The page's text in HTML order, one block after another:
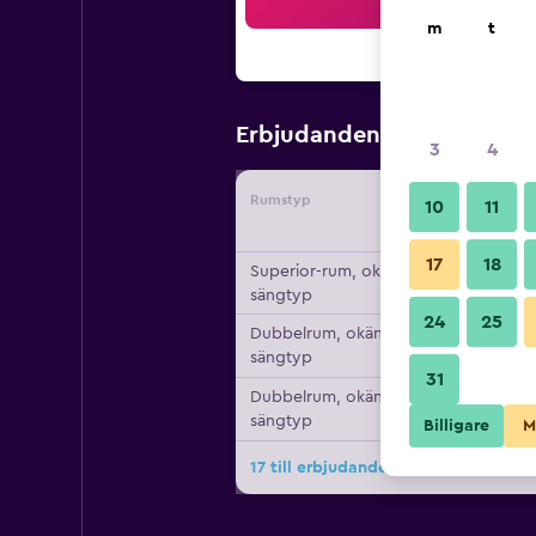
Erbjudanden från
Rumstyp
Superior-rum, okänd
sängtyp
Dubbelrum, okänd
sängtyp
Dubbelrum, okänd
sängtyp
17 till erbjudanden för Hotel 1231
m t
3 4
10 11
17 18
24 25
31
Billigare